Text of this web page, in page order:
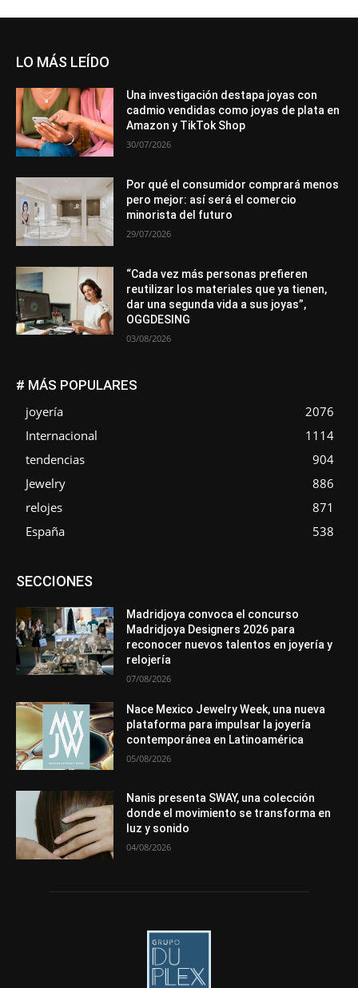
LO MÁS LEÍDO
Una investigación destapa joyas con
cadmio vendidas como joyas de plata en
Amazon y TikTok Shop
30/07/2026
Por qué el consumidor comprará menos
pero mejor: así será el comercio
minorista del futuro
29/07/2026
“Cada vez más personas prefieren
reutilizar los materiales que ya tienen,
dar una segunda vida a sus joyas”,
OGGDESING
03/08/2026
# MÁS POPULARES
joyería
2076
Internacional
1114
tendencias
904
Jewelry
886
relojes
871
España
538
SECCIONESAsociaciones
Entrevistas
Mundo Técnico
Novedades Opiniones
Perspectiva
Premios
Secciones Sin categoría
Más
Madridjoya convoca el concurso
Madridjoya Designers 2026 para
reconocer nuevos talentos en joyería y
relojería
07/08/2026
Nace Mexico Jewelry Week, una nueva
plataforma para impulsar la joyería
contemporánea en Latinoamérica
05/08/2026
Nanis presenta SWAY, una colección
donde el movimiento se transforma en
luz y sonido
04/08/2026